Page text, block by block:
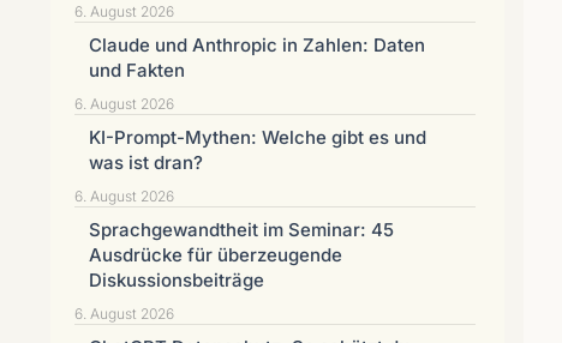
6. August 2026
Claude und Anthropic in Zahlen: Daten
und Fakten
6. August 2026
KI-Prompt-Mythen: Welche gibt es und
was ist dran?
6. August 2026
Sprachgewandtheit im Seminar: 45
Ausdrücke für überzeugende
Diskussionsbeiträge
6. August 2026